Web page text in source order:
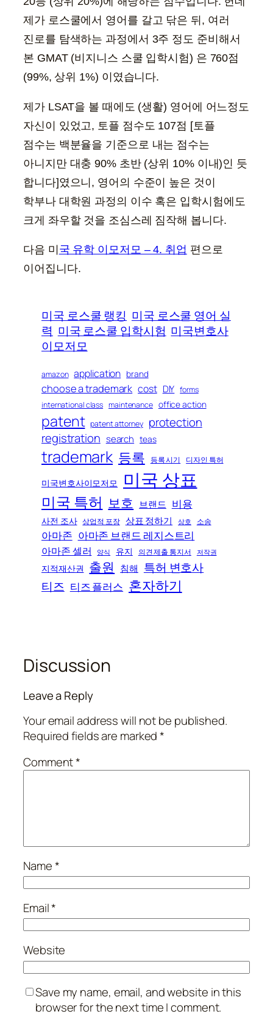
제가 로스쿨에서 영어를 갈고 닦은 뒤, 여러
진로를 탐색하는 과정에서 3주 정도 준비해서
본 GMAT (비지니스 스쿨 입학시험) 은 760점
(99%, 상위 1%) 이였습니다.
제가 LSAT을 볼 때에도 (생활) 영어에 어느정도
자신이 있었고, 토플 점수도 107점 [토플
점수는 백분율을 기준으로 내는 점수는
아니지만 대충 90% 초반 (상위 10% 이내)인 듯
합니다]였으니, 영어의 수준이 높은 것이
학부나 대학원 과정의 이수 혹은 입학시험에도
크게 좌우할 것을 조심스레 짐작해 봅니다.
다음 미 국 유학 이모저모 – 4. 취업 편으로
이어집니다.
미국 로스쿨 랭킹 미국 로스쿨 영어 실
력 미국 로스쿨 입학시험 미국변호사
이모저모
amazon application brand
choose a trademark cost DIY forms
international class maintenance office action
patent patent attorney protection
registration search teas
trademark 등록 등록 시기 디자인 특허
미국변호사이모저모 미국 상표
미국 특허 보호 브랜드 비용
사전 조사 상업적 포장 상표 정하기 상호 소송
아마존 아마존 브랜드 레지스트리
아마존 셀러 양식 유지 의견 제출 통지서 저작권
지적재산권 출원 침해 특허 변호사
티즈 티즈 플러스 혼자하기
Discussion
Leave a Reply
Your email address will not be published.
Required fields are marked*
Comment*
Name*
Email*
Website
Save my name, email, and website in this
browser for the next time I comment.